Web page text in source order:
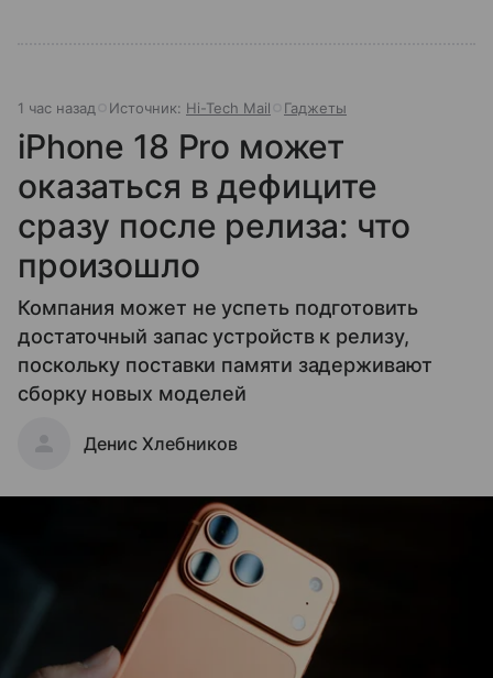
1 час назад Источник: Hi-Tech Mail Гаджеты
iPhone 18 Pro может
оказаться в дефиците
сразу после релиза: что
произошло
Компания может не успеть подготовить
достаточный запас устройств к релизу,
поскольку поставки памяти задерживают
сборку новых моделей
Денис Хлебников